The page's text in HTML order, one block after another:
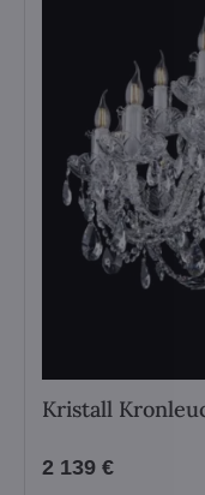
Kristall
2 139 €